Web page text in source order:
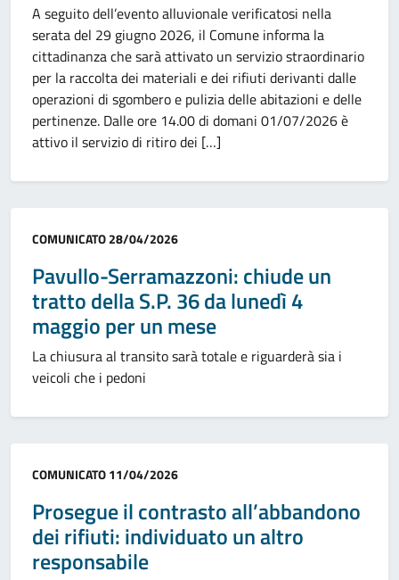
A seguito dell’evento alluvionale verificatosi nella
serata del 29 giugno 2026, il Comune informa la
cittadinanza che sarà attivato un servizio straordinario
per la raccolta dei materiali e dei rifiuti derivanti dalle
operazioni di sgombero e pulizia delle abitazioni e delle
pertinenze. Dalle ore 14.00 di domani 01/07/2026 è
attivo il servizio di ritiro dei […]
Categoria:
COMUNICATO28/04/2026
Pavullo-Serramazzoni: chiude un
tratto della S.P. 36 da lunedì 4
maggio per un mese
La chiusura al transito sarà totale e riguarderà sia i
veicoli che i pedoni
Categoria:
COMUNICATO11/04/2026
Prosegue il contrasto all’abbandono
dei rifiuti: individuato un altro
responsabile